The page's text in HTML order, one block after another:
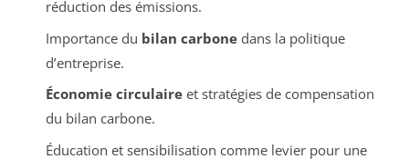
réduction des émissions.
Importance du bilan carbonedans la politique
d’entreprise.
Économie circulaireet stratégies de compensation
du bilan carbone.
Éducation et sensibilisation comme levier pour une